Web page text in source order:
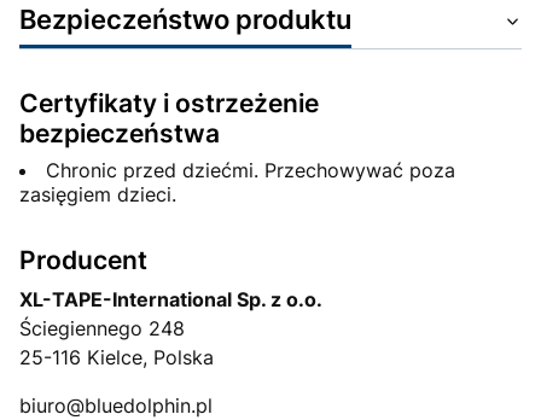
Bezpieczeństwo produktu
Certyfikaty i ostrzeżenie
bezpieczeństwa
Chronic przed dziećmi. Przechowywać poza
zasięgiem dzieci.
Producent
XL-TAPE-International Sp. z o.o.
Ściegiennego 248
25-116 Kielce, Polska
biuro@bluedolphin.pl